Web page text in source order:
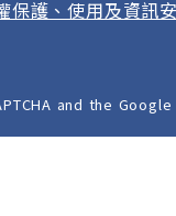
保護、使用及資訊
and the Google